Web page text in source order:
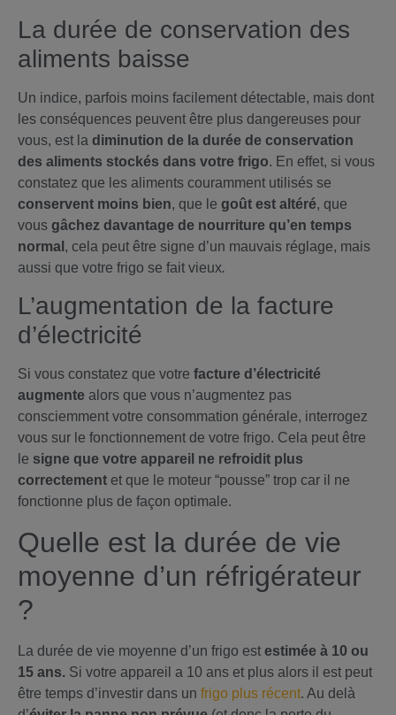
La durée de conservation des
aliments baisse
Un indice, parfois moins facilement détectable, mais dont
les conséquences peuvent être plus dangereuses pour
vous, est la diminution de la durée de conservation
des aliments stockés dans votre frigo. En effet, si vous
constatez que les aliments couramment utilisés se
conservent moins bien, que le goût est altéré, que
vous gâchez davantage de nourriture qu’en temps
normal , cela peut être signe d’un mauvais réglage, mais
aussi que votre frigo se fait vieux.
L’augmentation de la facture
d’électricité
Si vous constatez que votre facture d’électricité
augmente alors que vous n’augmentez pas
consciemment votre consommation générale, interrogez
vous sur le fonctionnement de votre frigo. Cela peut être
le signe que votre appareil ne refroidit plus
correctement et que le moteur “pousse” trop car il ne
fonctionne plus de façon optimale.
Quelle est la durée de vie
moyenne d’un réfrigérateur
?
La durée de vie moyenne d’un frigo est estimée à 10 ou
15 ans. Si votre appareil a 10 ans et plus alors il est peut
être temps d’investir dans un frigo plus récent. Au delà